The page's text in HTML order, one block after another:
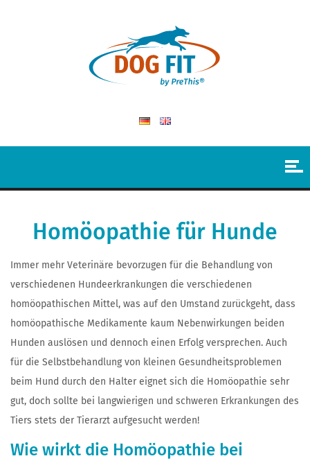
Homöopathie für Hunde
Immer mehr Veterinäre bevorzugen für die Behandlung von
verschiedenen Hundeerkrankungen die verschiedenen
homöopathischen Mittel, was auf den Umstand zurückgeht, dass
homöopathische Medikamente kaum Nebenwirkungen beiden
Hunden auslösen und dennoch einen Erfolg versprechen. Auch
für die Selbstbehandlung von kleinen Gesundheitsproblemen
beim Hund durch den Halter eignet sich die Homöopathie sehr
gut, doch sollte bei langwierigen und schweren Erkrankungen des
Tiers stets der Tierarzt aufgesucht werden!
Wie wirkt die Homöopathie bei